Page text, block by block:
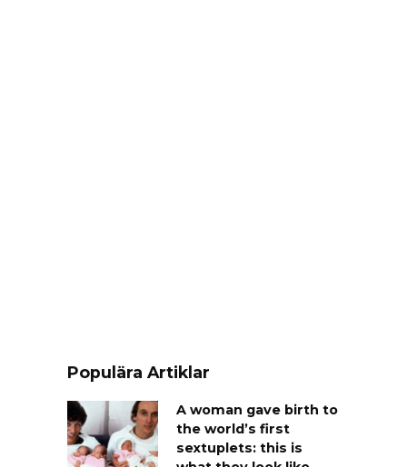
Populära Artiklar
A woman gave birth to
the world’s first
sextuplets: this is